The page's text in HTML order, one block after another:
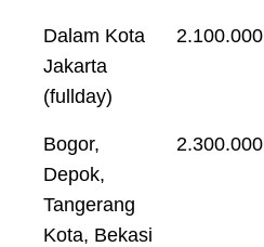
Dalam Kota
Jakarta
(fullday)
2.100.000
Bogor,
Depok,
Tangerang
Kota, Bekasi
2.300.000